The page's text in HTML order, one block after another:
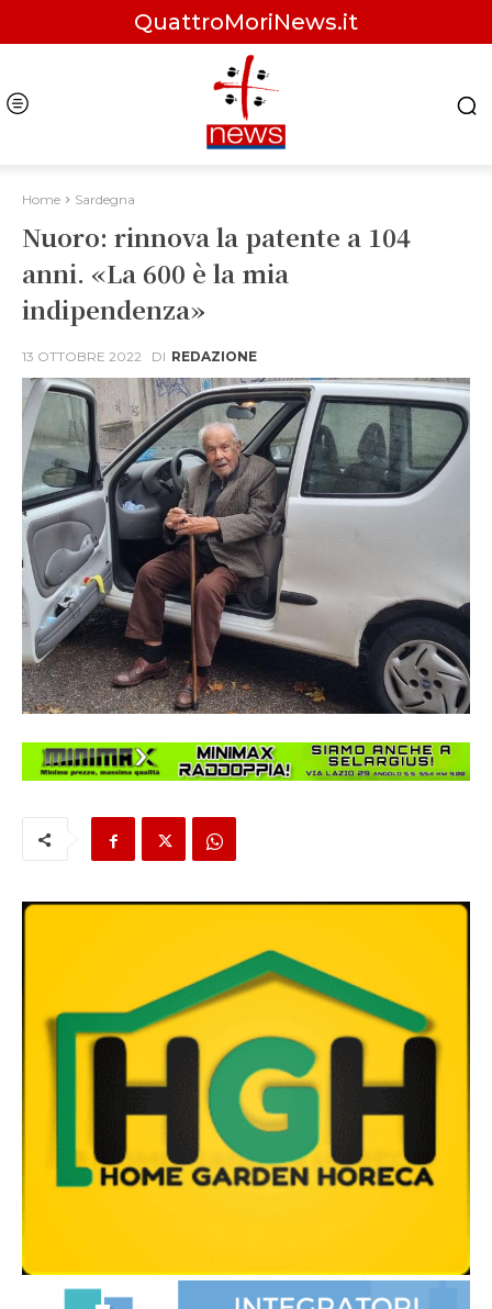
QuattroMoriNews.it
Home Sardegna
Nuoro: rinnova la patente a 104
anni. «La 600 è la mia
indipendenza»
13 OTTOBRE 2022 DI REDAZIONE